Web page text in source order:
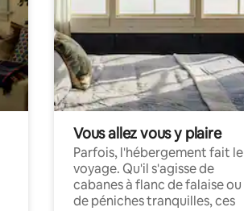
Vous allez vous y plaire
Parfois, l'hébergement fait le
voyage. Qu'il s'agisse de
cabanes à flanc de falaise ou
de péniches tranquilles, ces